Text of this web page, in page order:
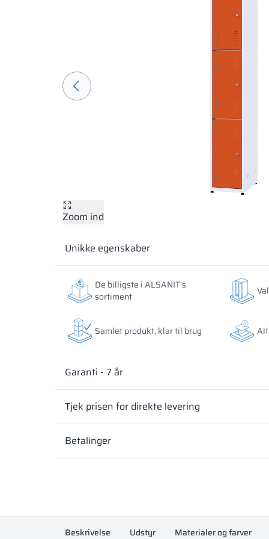
Zoom ind
Unikke egenskaber
De billigste i ALSANIT's
sortiment
Samlet produkt, klar til brug
Garanti - 7 år
Tjek prisen for direkte levering
Betalinger
Beskrivelse Udstyr Materialer og farver
Materialernes farver i RAL-angivelse er kun
faktiske afhængigt af skærmens indstillinger og
Materialernes farver i RAL-angivelse er kun
faktiske afhængigt af skærmens indstillinger og